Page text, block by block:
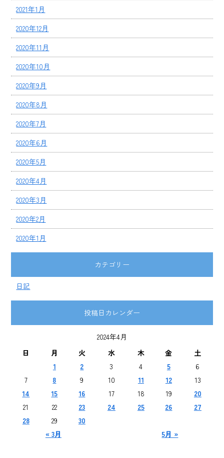
2021年1月
2020年12月
2020年11月
2020年10月
2020年9月
2020年8月
2020年7月
2020年6月
2020年5月
2020年4月
2020年3月
2020年2月
2020年1月
カテゴリー
日記
投稿日カレンダー
2024年4月
日
月 火 水 木 金 土
« 3月 5月 »
1 2 3 4 5
6
7
8 9 10 11 12
13
14
15 16 17 18 19
20
21
22 23 24 25 26
27
28
29 30